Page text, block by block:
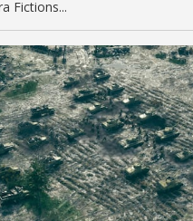
Fictions...